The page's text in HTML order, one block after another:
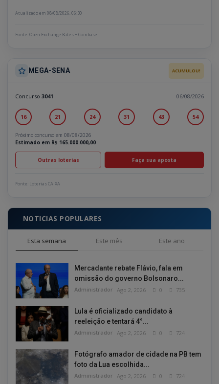
Atualizado em 08/08/2026, 06:30
Fonte: Open Exchange Rates + Coinbase
MEGA-SENA ACUMULOU!
Concurso 3041 06/08/2026
16 21 24 31 43 54
Próximo concurso em 08/08/2026
Estimado em R$ 165.000.000,00
Outras loterias Faça sua aposta
Fonte: Loterias CAIXA
NOTICIAS POPULARES
Esta semana Este mês Este ano
Mercadante rebate Flávio, fala em
omissão do governo Bolsonaro...
Administrador Ago 2, 2026 0 735
Lula é oficializado candidato à
reeleição e tentará 4°...
Administrador Ago 2, 2026 0 724
Fotógrafo amador de cidade na PB tem
foto da Lua escolhida...
Administrador Ago 2, 2026 0 724